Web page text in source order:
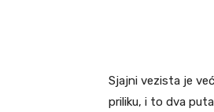
Sjajni vezista je
priliku, i to dva